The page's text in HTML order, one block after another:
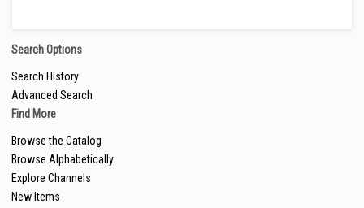
Search Options
Search History
Advanced Search
Find More
Browse the Catalog
Browse Alphabetically
Explore Channels
New Items